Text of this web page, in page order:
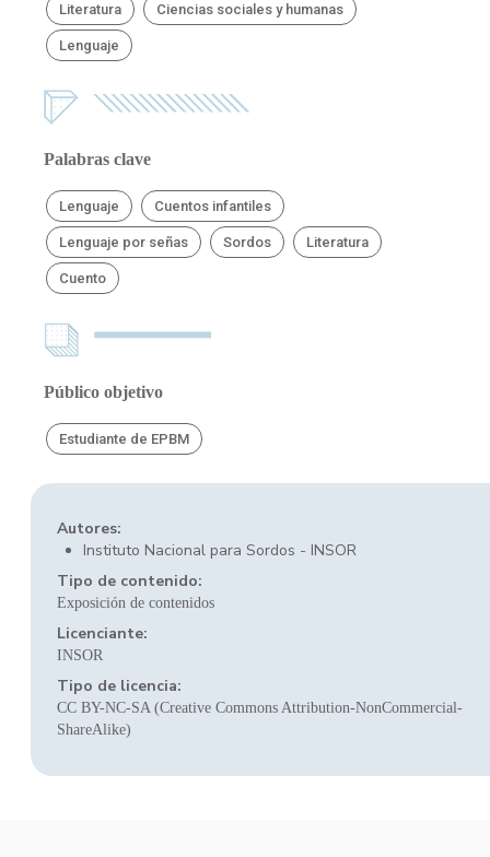
Literatura Ciencias sociales y humanas
Lenguaje
Palabras clave
Lenguaje Cuentos infantiles
Lenguaje por señas Sordos Literatura
Cuento
Público objetivo
Estudiante de EPBM
Autores:
Instituto Nacional para Sordos - INSOR
Tipo de contenido:
Exposición de contenidos
Licenciante:
INSOR
Tipo de licencia:
CC BY-NC-SA (Creative Commons Attribution-NonCommercial-
ShareAlike)